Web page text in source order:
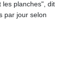
les planches", dit
par jour selon